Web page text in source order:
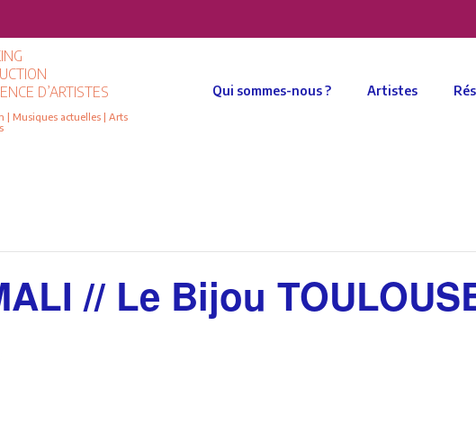
D’ARTISTES
| Musiques actuelles | Arts
Qui sommes-nous ? Artistes
// Le Bijou